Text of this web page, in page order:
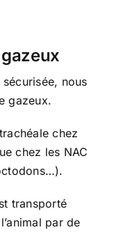
nous
gazeux.
chez
chez les NAC
transporté
par de